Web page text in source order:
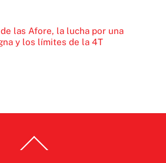
las Afore, la lucha por una
y los límites de la 4T
To